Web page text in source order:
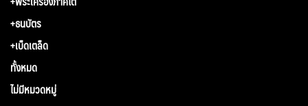
+ธนบัตร
+เบ็ดเตล็ด
ทั้งหมด
ไม่มีหมวดหมู่